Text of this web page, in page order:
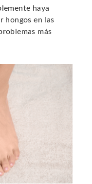
haya
hongos en las
más